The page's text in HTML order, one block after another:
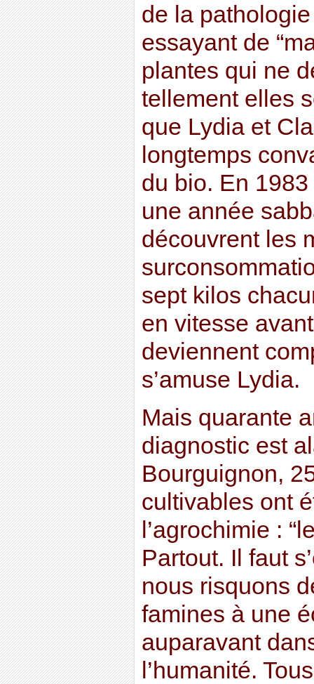
de la
essayant de
plantes qui ne
tellement elles
que Lydia et
longtemps
du bio. En 1983
une année
découvrent les
sept kilos
en vitesse
deviennent
s’amuse Lydia.
Mais quarante
diagnostic est
Bourguignon,
cultivables ont
l’agrochimie :
Partout. Il faut
nous risquons
famines à une
auparavant
l’humanité.